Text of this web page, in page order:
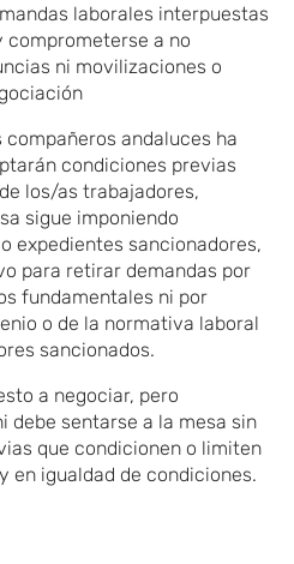
laborales interpuestas
comprometerse a no
ni movilizaciones o
andaluces ha
condiciones previas
los/as trabajadores,
sigue imponiendo
expedientes sancionadores,
para retirar demandas por
fundamentales ni por
o de la normativa laboral
sancionados.
a negociar, pero
debe sentarse a la mesa sin
que condicionen o limiten
en igualdad de condiciones.